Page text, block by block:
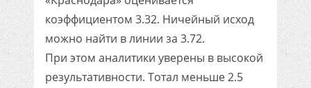
коэффициентом 3.32. Ничейный исход
можно найти в линии за 3.72.
При этом аналитики уверены в высокой
результативности. Тотал меньше 2.5